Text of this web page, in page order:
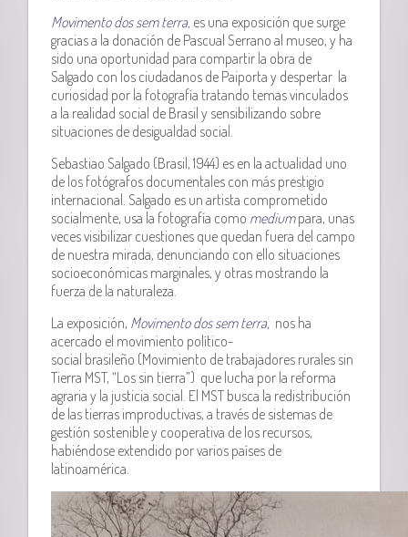
Movimento dos sem terra, es una exposición que surge
gracias a la donación de Pascual Serrano al museo, y ha
sido una oportunidad para compartir la obra de
Salgado con los ciudadanos de Paiporta y despertar la
curiosidad por la fotografía tratando temas vinculados
a la realidad social de Brasil y sensibilizando sobre
situaciones de desigualdad social.
Sebastiao Salgado (Brasil, 1944) es en la actualidad uno
de los fotógrafos documentales con más prestigio
internacional. Salgado es un artista comprometido
socialmente, usa la fotografía como mediumpara, unas
veces visibilizar cuestiones que quedan fuera del campo
de nuestra mirada, denunciando con ello situaciones
socioeconómicas marginales, y otras mostrando la
fuerza de la naturaleza.
La exposición, Movimento dos sem terra, nos ha
acercado el movimiento político-
social brasileño (Movimiento de trabajadores rurales sin
Tierra MST, “Los sin tierra”) que lucha por la reforma
agraria y la justicia social. El MST busca la redistribución
de las tierras improductivas, a través de sistemas de
gestión sostenible y cooperativa de los recursos,
habiéndose extendido por varios países de
latinoamérica.